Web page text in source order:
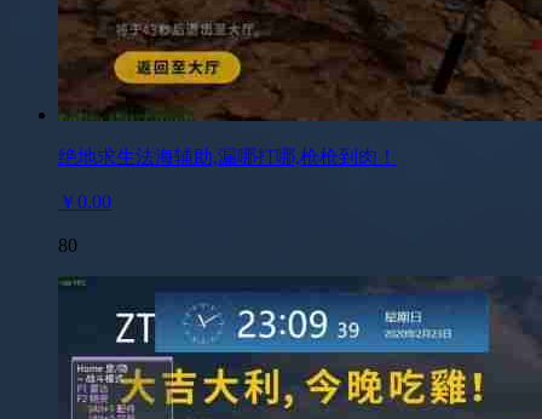
绝地求生法海辅助,漏哪打哪,枪枪到肉！
￥0.00
80